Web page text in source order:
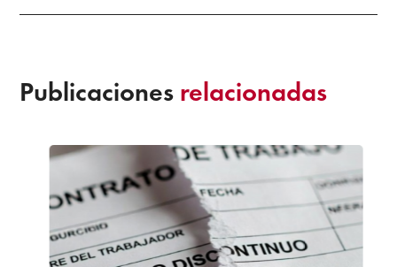
Publicaciones relacionadas